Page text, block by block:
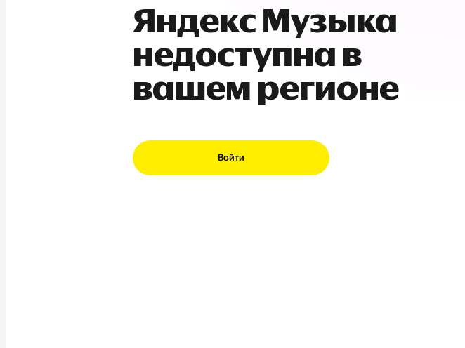
Яндекс Музыка
недоступна в
вашем регионе
Войти